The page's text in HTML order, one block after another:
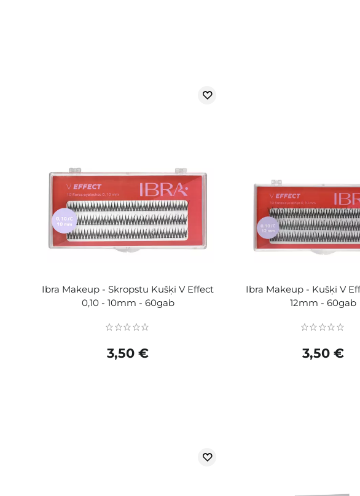
Ibra Makeup - Skropstu Kušķi V Effect
0,10 - 10mm - 60gab
3,50 €
Ibra Makeup - Kušķi V
12mm - 60gab
3,50 €